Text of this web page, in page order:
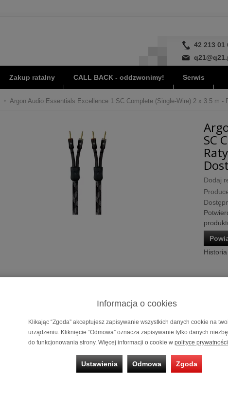
42 213 01
Zakup ratalny CALL BACK - oddzwonimy! Serwis
Argon Audio Essentials Excellence 1 SC Complete (Single-Wire) 2 x 3.5 m -
SC
Dodaj
Informacja o cookies
Klikając “Zgoda” akceptujesz zapisywanie wszystkich danych cookie na
urządzeniu. Kliknięcie “Odmowa” oznacza zapisywanie tylko danych
do funkcjonowania strony. Więcej informacji o cookie w polityce prywatności
Ustawienia Odmowa Zgoda